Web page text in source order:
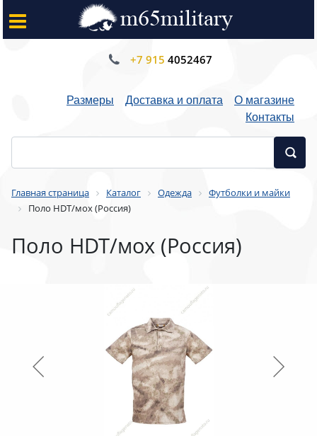
+7 915 4052467
Размеры Доставка и оплата
О магазине
Контакты
Главная страница Каталог Одежда
Футболки и майки
Поло HDT/мох (Россия)
Поло HDT/мох (Россия)